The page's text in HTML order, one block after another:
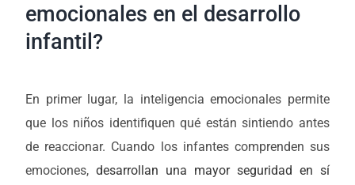
emocionales en el desarrollo
infantil?
En primer lugar, la inteligencia emocionales permite
que los niños identifiquen qué están sintiendo antes
de reaccionar. Cuando los infantes comprenden sus
emociones,desarrollan una mayor seguridad en sí